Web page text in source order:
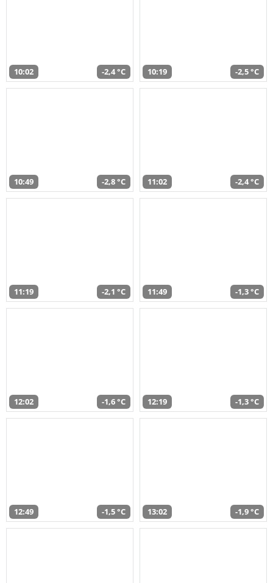
10:02 -2,4 °C 10:19 -2,5 °C
10:49 -2,8 °C 11:02 -2,4 °C
11:19 -2,1 °C 11:49 -1,3 °C
12:02 -1,6 °C 12:19 -1,3 °C
12:49 -1,5 °C 13:02 -1,9 °C